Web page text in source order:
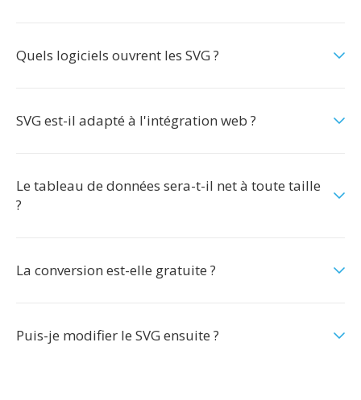
Quels logiciels ouvrent les SVG ?
SVG est-il adapté à l'intégration web ?
Le tableau de données sera-t-il net à toute taille
?
La conversion est-elle gratuite ?
Puis-je modifier le SVG ensuite ?